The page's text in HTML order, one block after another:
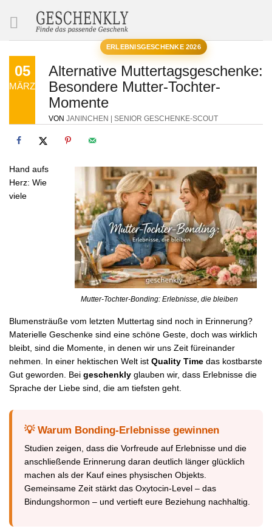
ERLEBNISGESCHENKE 2026
05
MÄRZ
Alternative Muttertagsgeschenke:
Besondere Mutter-Tochter-
Momente
VON JANINCHEN | SENIOR GESCHENKE-SCOUT
Mutter-Tochter-Bonding: Erlebnisse, die bleiben
Hand aufs
Herz: Wie
viele
Blumensträuße vom letzten Muttertag sind noch in Erinnerung?
Materielle Geschenke sind eine schöne Geste, doch was wirklich
bleibt, sind die Momente, in denen wir uns Zeit füreinander
nehmen. In einer hektischen Welt ist Quality Time das kostbarste
Gut geworden. Bei geschenkly glauben wir, dass Erlebnisse die
Sprache der Liebe sind, die am tiefsten geht.
💡 Warum Bonding-Erlebnisse gewinnen
Studien zeigen, dass die Vorfreude auf Erlebnisse und die
anschließende Erinnerung daran deutlich länger glücklich
machen als der Kauf eines physischen Objekts.
Gemeinsame Zeit stärkt das Oxytocin-Level – das
Bindungshormon – und vertieft eure Beziehung nachhaltig.